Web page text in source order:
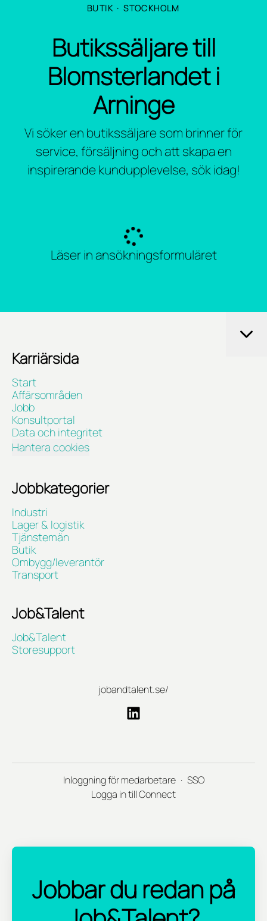
BUTIK · STOCKHOLM
Butikssäljare till
Blomsterlandet i
Arninge
Vi söker en butikssäljare som brinner för
service, försäljning och att skapa en
inspirerande kundupplevelse, sök idag!
Läser in ansökningsformuläret
Karriärsida
Start
Affärsområden
Jobb
Konsultportal
Data och integritet
Hantera cookies
Jobbkategorier
Industri
Lager & logistik
Tjänstemän
Butik
Ombygg/leverantör
Transport
Job&Talent
Job&Talent
Storesupport
jobandtalent.se/
Inloggning för medarbetare · SSO
Logga in till Connect
Jobbar du redan på